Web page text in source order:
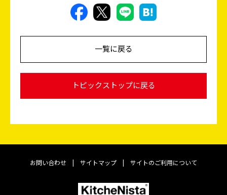
一覧に戻る
トピックストップに戻る
お問い合わせ | サイトマップ | サイトのご利用について